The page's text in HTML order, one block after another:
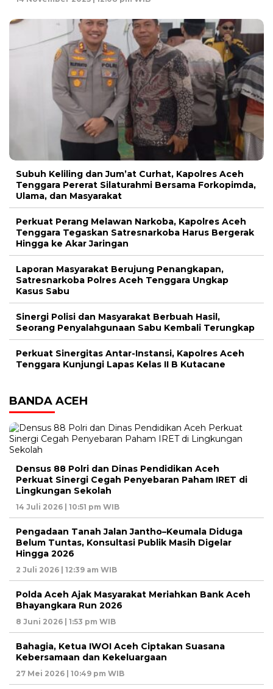
Subuh Keliling dan Jum’at Curhat, Kapolres Aceh
Tenggara Pererat Silaturahmi Bersama Forkopimda,
Ulama, dan Masyarakat
Perkuat Perang Melawan Narkoba, Kapolres Aceh
Tenggara Tegaskan Satresnarkoba Harus Bergerak
Hingga ke Akar Jaringan
Laporan Masyarakat Berujung Penangkapan,
Satresnarkoba Polres Aceh Tenggara Ungkap
Kasus Sabu
Sinergi Polisi dan Masyarakat Berbuah Hasil,
Seorang Penyalahgunaan Sabu Kembali Terungkap
Perkuat Sinergitas Antar-Instansi, Kapolres Aceh
Tenggara Kunjungi Lapas Kelas II B Kutacane
BANDA ACEH
Densus 88 Polri dan Dinas Pendidikan Aceh
Perkuat Sinergi Cegah Penyebaran Paham IRET di
Lingkungan Sekolah
14 Juli 2026 | 10:51 pm WIB
Pengadaan Tanah Jalan Jantho–Keumala Diduga
Belum Tuntas, Konsultasi Publik Masih Digelar
Hingga 2026
2 Juli 2026 | 12:39 am WIB
Polda Aceh Ajak Masyarakat Meriahkan Bank Aceh
Bhayangkara Run 2026
8 Juni 2026 | 1:53 pm WIB
Bahagia, Ketua IWOI Aceh Ciptakan Suasana
Kebersamaan dan Kekeluargaan
27 Mei 2026 | 10:49 pm WIB